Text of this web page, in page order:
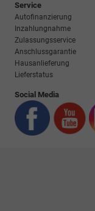
Service
Autofinanzierung
Inzahlungnahme
Zulassungsservice
Anschlussgarantie
Hausanlieferung
Lieferstatus
Social Media